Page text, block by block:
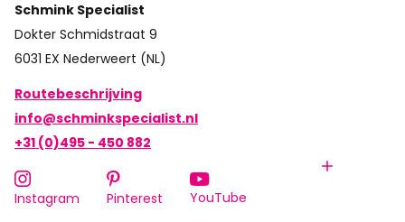
Schmink Specialist
Dokter Schmidstraat 9
6031 EX Nederweert (NL)
Routebeschrijving
info@schminkspecialist.nl
+31 (0)495 - 450 882
Instagram Pinterest YouTube